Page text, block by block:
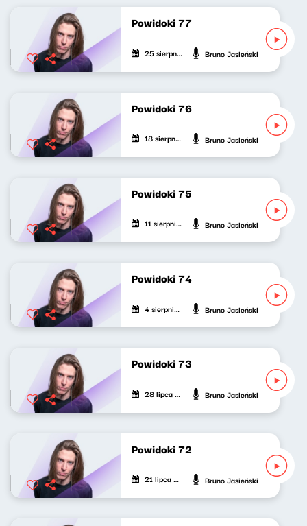
Powidoki 77
25 sierpnia 2022 Bruno Jasieński
Powidoki 76
18 sierpnia 2022 Bruno Jasieński
Powidoki 75
11 sierpnia 2022 Bruno Jasieński
Powidoki 74
4 sierpnia 2022 Bruno Jasieński
Powidoki 73
28 lipca 2022 Bruno Jasieński
Powidoki 72
21 lipca 2022 Bruno Jasieński